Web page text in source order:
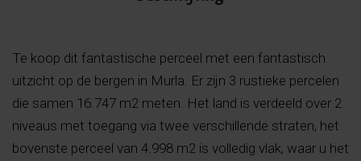
Te koop dit fantastische perceel met een fantastisch
uitzicht op de bergen in Murla. Er zijn 3 rustieke percelen
die samen 16.747 m2 meten. Het land is verdeeld over 2
niveaus met toegang via twee verschillende straten, het
bovenste perceel van 4.998 m2 is volledig vlak, waar u het